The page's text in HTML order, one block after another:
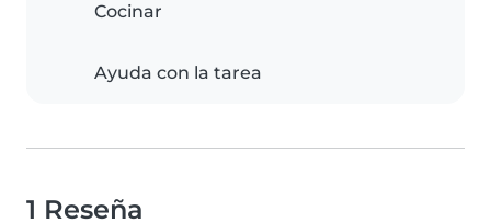
Cocinar
Ayuda con la tarea
1 Reseña